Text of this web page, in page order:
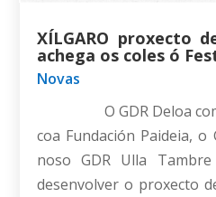
XÍLGARO proxecto
achega os coles ó
Novas
O GDR Deloa
coa Fundación Paideia, o
noso GDR Ulla
desenvolver o proxecto